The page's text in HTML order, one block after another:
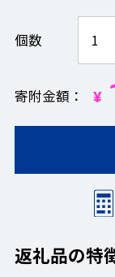
個数
寄附金額 ¥
返礼品の特